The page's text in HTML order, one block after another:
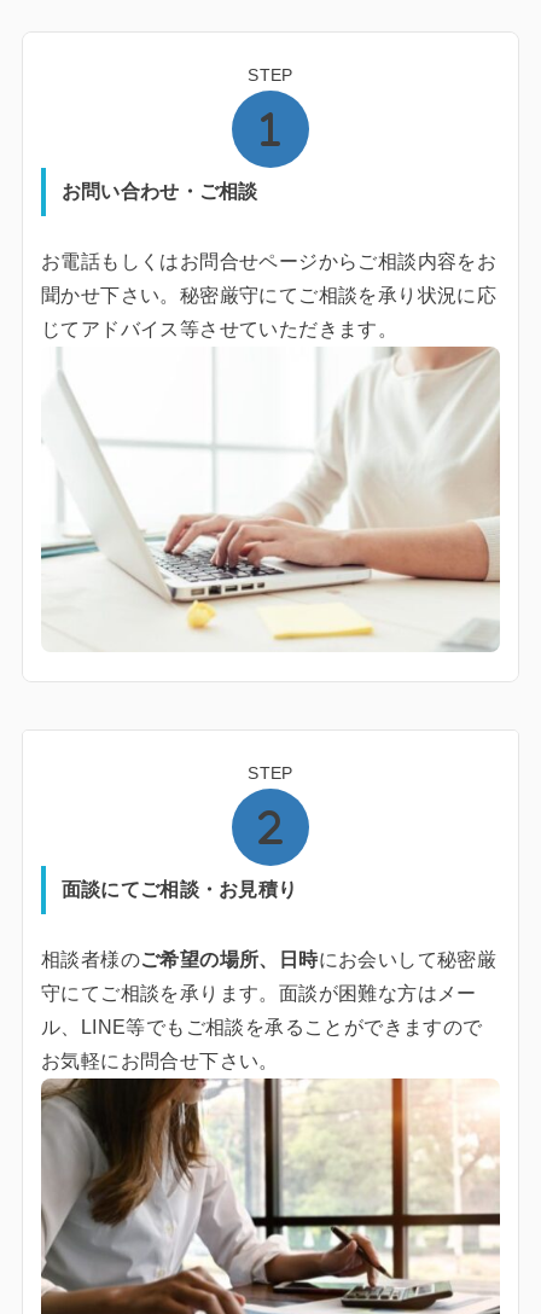
STEP
お問い合わせ・ご相談
お電話もしくはお問合せページからご相談内容をお
聞かせ下さい。秘密厳守にてご相談を承り状況に応
じてアドバイス等させていただきます。
STEP
面談にてご相談・お見積り
相談者様のご希望の場所、日時にお会いして秘密厳
守にてご相談を承ります。面談が困難な方はメー
ル、LINE等でもご相談を承ることができますので
お気軽にお問合せ下さい。